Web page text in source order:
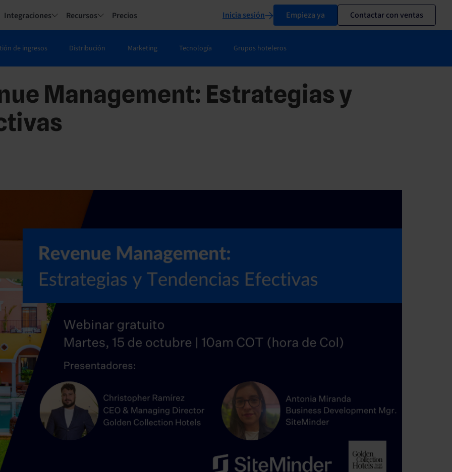
Integraciones Recursos Precios Inicia sesión Empieza ya Contactar con ventas
de ingresos Distribución Marketing Tecnología Grupos hoteleros
Management: Estrategias y